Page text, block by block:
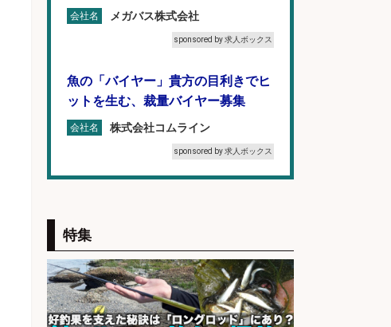
会社名 メガバス株式会社
sponsored by 求人ボックス
魚の「バイヤー」貴方の目利きでヒ
ットを生む、裁量バイヤー募集
会社名 株式会社コムライン
sponsored by 求人ボックス
ーズ株式会社
sponsored by 求人ボックス
配達/ドライバー/ドライバー補助 魚
特集